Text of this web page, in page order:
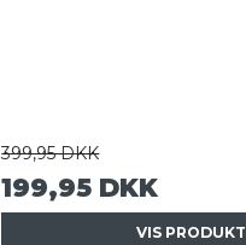
399,95 DKK
199,95 DKK
VIS PRODUKT